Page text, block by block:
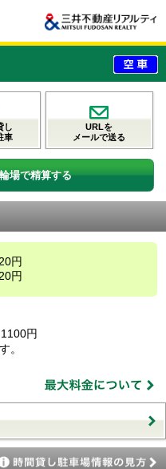
し
車
URLを
メールで送る
場で精算する
円
円
円
。